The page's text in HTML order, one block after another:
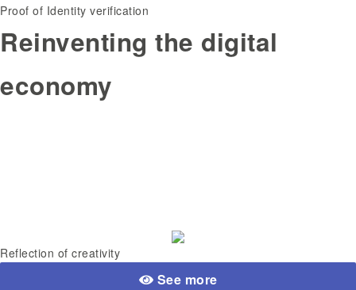
Proof of Identity verification
Reinventing the digital
economy
Reflection of creativity
See more